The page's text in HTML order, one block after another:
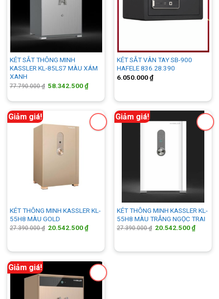
KÉT SẮT THÔNG MINH
KASSLER KL-85LS7 MÀU XÁM
XANH
77.790.000₫ Giá
77.790.000 ₫.
58.342.500₫Giá
là:
58.342.500 ₫.
KÉT SẮT VÂN TAY SB-900
HAFELE 836.28.390
6.050.000₫
Giảm giá!
KÉT THÔNG MINH KASSLER KL-
55H8 MÀU GOLD
27.390.000₫ Giá
20.542.500₫Giá
20.542.500 ₫.
Giảm giá!
KÉT THÔNG MINH KASSLER KL-
55H8 MÀU TRẮNG NGỌC TRAI
27.390.000₫ Giá
20.542.500₫Giá
Giảm giá!